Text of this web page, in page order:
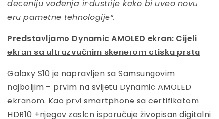
deceniju vođenja industrije kako bi uveo novu
eru pametne tehnologije“.
Predstavljamo Dynamic AMOLED ekran: Cijeli
ekran sa ultrazvučnim skenerom otiska prsta
Galaxy S10 je napravljen sa Samsungovim
najboljim – prvim na svijetu Dynamic AMOLED
ekranom. Kao prvi smartphone sa certifikatom
HDR10 +njegov zaslon isporučuje živopisan digitalni